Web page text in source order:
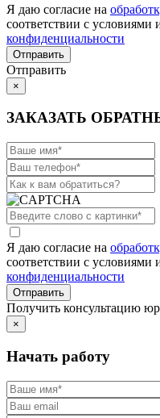
Я даю согласие на
соответствии с условиями
конфиденциальности
Отправить
×
ЗАКАЗАТЬ
Я даю согласие на
соответствии с условиями
конфиденциальности
Получить консультацию
×
Начать работу